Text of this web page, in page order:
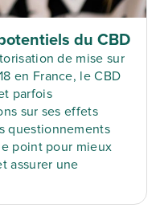
du CBD
de mise sur
en France, le CBD
parfois
sur ses effets
questionnements
point pour mieux
assurer une